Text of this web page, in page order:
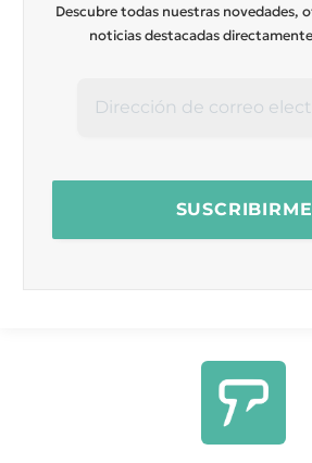
Descubre todas nuestras novedades,
noticias destacadas